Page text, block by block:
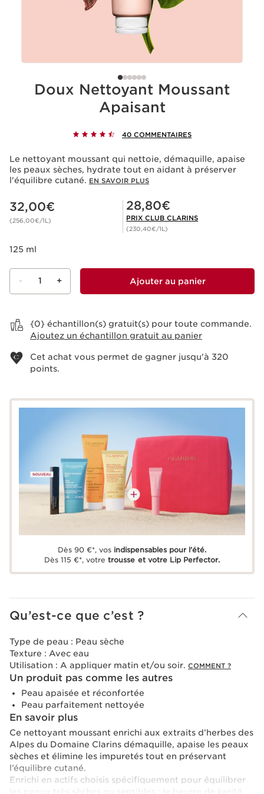
Doux Nettoyant Moussant
Apaisant
40 COMMENTAIRES
Le nettoyant moussant qui nettoie, démaquille, apaise
les peaux sèches, hydrate tout en aidant à préserver
l'équilibre cutané. EN SAVOIR PLUS
Nouveau prix 32,00€
32,00€
(256,00€/1L)
Prix Club Clarins 28,80€
28,80€
PRIX CLUB CLARINS
(230,40€/1L)
125 ml
- 1 + Ajouter au panier
{0} échantillon(s) gratuit(s) pour toute commande.
Ajoutez un échantillon gratuit au panier
Cet achat vous permet de gagner jusqu'à 320
points.
Dès 90 €*, vos indispensables pour l'été.
Dès 115 €*, votre trousse et votre Lip Perfector.
Qu’est-ce que c’est ?
Type de peau : Peau sèche
Texture : Avec eau
Utilisation : A appliquer matin et/ou soir. COMMENT ?
Un produit pas comme les autres
Peau apaisée et réconfortée
Peau parfaitement nettoyée
En savoir plus
Ce nettoyant moussant enrichi aux extraits d’herbes des
Alpes du Domaine Clarins démaquille, apaise les peaux
sèches et élimine les impuretés tout en préservant
l’équilibre cutané.
Enrichi en actifs choisis spécifiquement pour équilibrer